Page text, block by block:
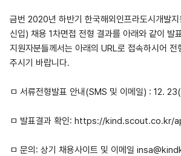
금번 2020년 하반기 한국해외인프라도시개발
신입) 채용 1차면접 전형 결과를 아래와 같이 발
지원자분들께서는 아래의 URL로 접속하시어 전
주시기 바랍니다.
ㅁ 서류전형발표 안내(SMS 및 이메일) : 12.
ㅁ 발표결과 확인: https://kind.scout.co.kr/
ㅁ 문의: 상기 채용사이트 및 이메일